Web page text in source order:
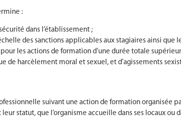
:
dans l’établissement ;
des sanctions applicables aux stagiaires ainsi que
les actions de formation d’une durée totale
de harcèlement moral et sexuel, et d’agissements
suivant une action de formation organisée
statut, que l’organisme accueille dans ses locaux ou